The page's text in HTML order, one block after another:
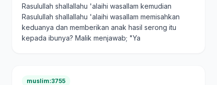
Rasulullah shallallahu 'alaihi wasallam kemudian
Rasulullah shallallahu 'alaihi wasallam memisahkan
keduanya dan memberikan anak hasil serong itu
kepada ibunya? Malik menjawab; "Ya
muslim:3755